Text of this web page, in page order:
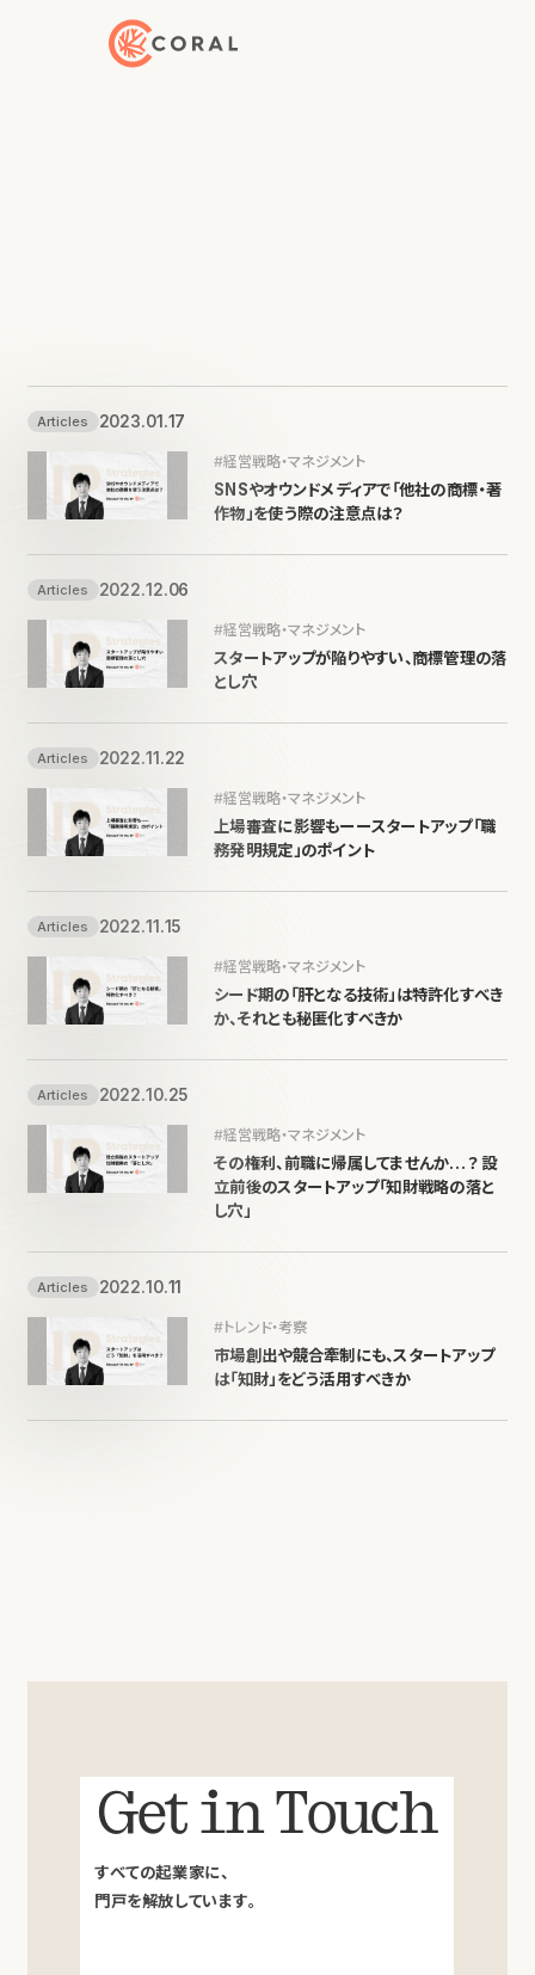
トップページへ戻る
Articles 2023.01.17
#経営戦略・マネジメント
SNSやオウンドメディアで「他社の商標・著
作物」を使う際の注意点は？
Articles 2022.12.06
#経営戦略・マネジメント
スタートアップが陥りやすい、商標管理の落
とし穴
Articles 2022.11.22
#経営戦略・マネジメント
上場審査に影響もーースタートアップ「職
務発明規定」のポイント
Articles 2022.11.15
#経営戦略・マネジメント
シード期の「肝となる技術」は特許化すべき
か、それとも秘匿化すべきか
Articles 2022.10.25
#経営戦略・マネジメント
その権利、前職に帰属してませんか…？ 設
立前後のスタートアップ「知財戦略の落と
し穴」
Articles 2022.10.11
#トレンド・考察
市場創出や競合牽制にも、スタートアップ
は「知財」をどう活用すべきか
Get in Touch
すべての起業家に、
門戸を解放しています。